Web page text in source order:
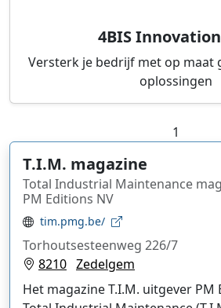
4BIS
Versterk je bedrijf met op maat
oplossingen
1
T.I.M. magazine
Total Industrial Maintenance
PM Editions NV
tim.pmg.be/
Torhoutsesteenweg 226/7
8210 Zedelgem
Het magazine T.I.M. uitgever PM